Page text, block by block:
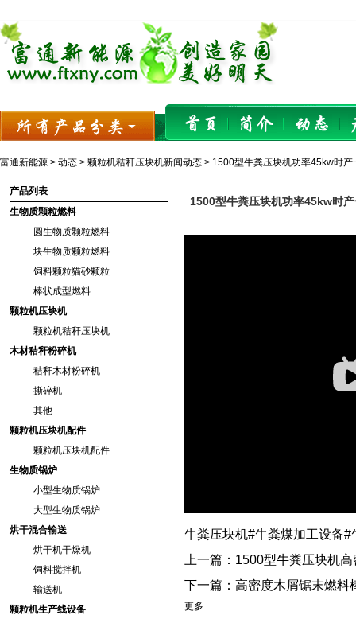
富通新能源 > 动态 > 颗粒机秸秆压块机新闻动态 > 1500型牛粪压块机功率45kw时产
1500型牛粪压块机功率45kw时
牛粪压块机#牛粪煤加工设备#
上一篇： 1500型牛粪压块机
下一篇： 高密度木屑锯末燃料
更多
产品列表
生物质颗粒燃料
圆生物质颗粒燃料
块生物质颗粒燃料
饲料颗粒猫砂颗粒
棒状成型燃料
颗粒机压块机
颗粒机秸秆压块机
木材秸秆粉碎机
秸秆木材粉碎机
撕碎机
其他
颗粒机压块机配件
颗粒机压块机配件
生物质锅炉
小型生物质锅炉
大型生物质锅炉
烘干混合输送
烘干机干燥机
饲料搅拌机
输送机
颗粒机生产线设备